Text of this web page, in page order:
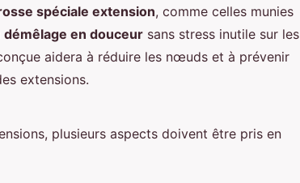
spéciale extension, comme celles munies
démêlage en douceur sans stress inutile sur les
aidera à réduire les nœuds et à prévenir
extensions.
plusieurs aspects doivent être pris en